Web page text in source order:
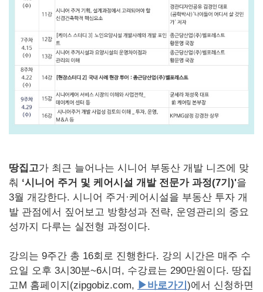
땅집고가 최근 늘어나는 시니어 부동산 개발 니즈에 맞
춰 ‘시니어 주거 및 케어시설 개발 전문가 과정(7기)'을
3월 개강한다. 시니어 주거·케어시설을 부동산 투자 개
발 관점에서 짚어보고 방향성과 전략, 운영관리의 중요
성까지 다루는 실전형 과정이다.
강의는 9주간 총 16회로 진행한다. 강의 시간은 매주 수
요일 오후 3시30분~6시며, 수강료는 290만원이다. 땅집
고M 홈페이지(zipgobiz.com, ▶바로가기 )에서 신청하면